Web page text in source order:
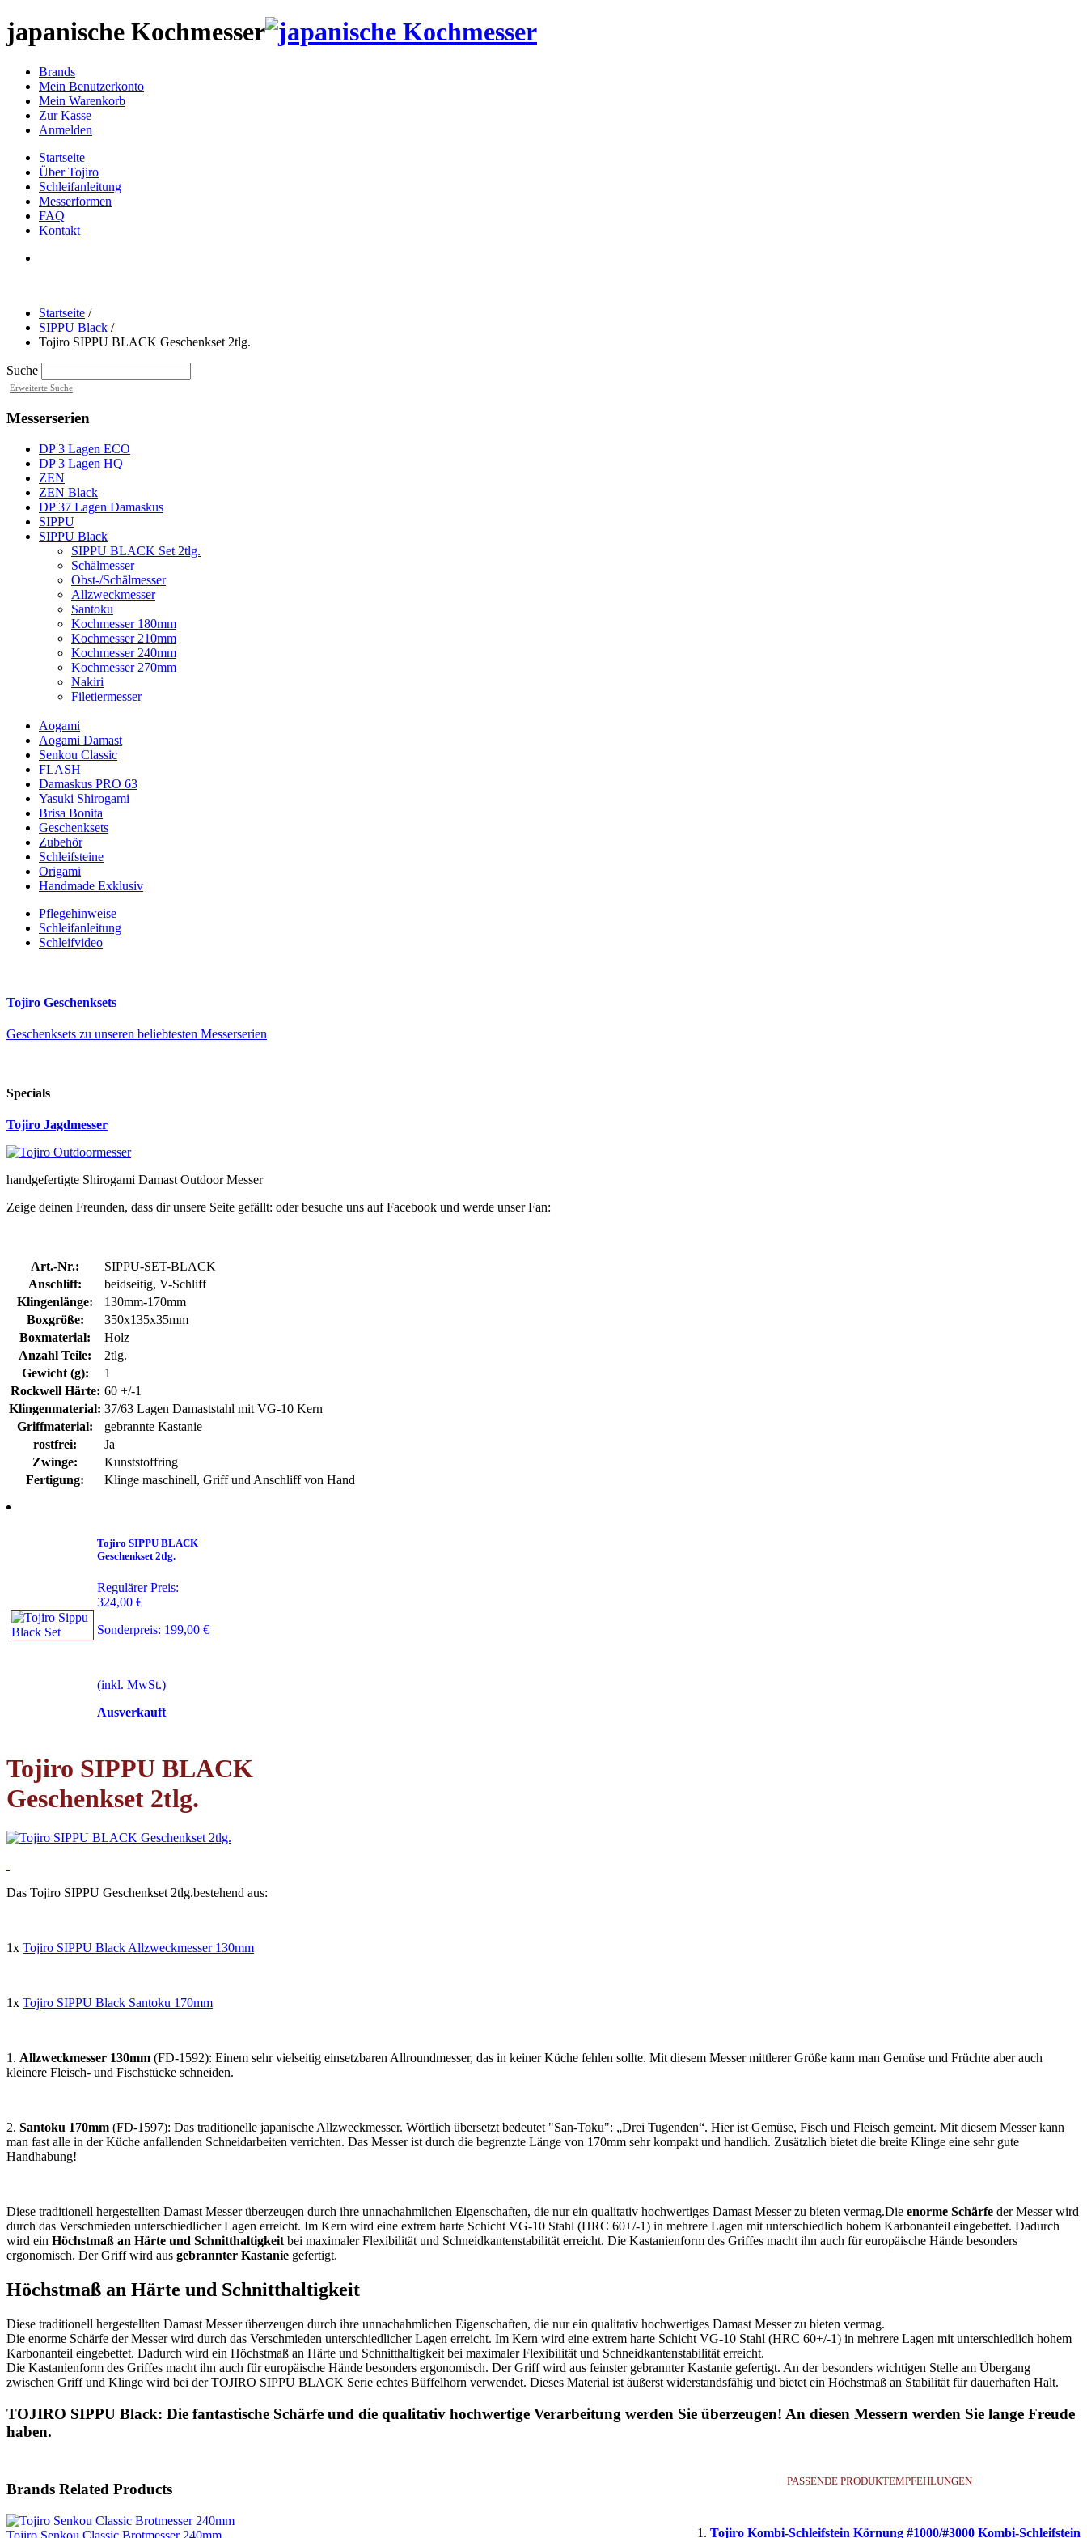
japanische Kochmesser
Brands
Mein Benutzerkonto
Mein Warenkorb
Zur Kasse
Anmelden
Startseite
Über Tojiro
Schleifanleitung
Messerformen
FAQ
Kontakt
Startseite /
SIPPU Black /
Tojiro SIPPU BLACK Geschenkset 2tlg.
Suche
Erweiterte Suche
Messerserien
DP 3 Lagen ECO
DP 3 Lagen HQ
ZEN
ZEN Black
DP 37 Lagen Damaskus
SIPPU
SIPPU Black
SIPPU BLACK Set 2tlg.
Schälmesser
Obst-/Schälmesser
Allzweckmesser
Santoku
Kochmesser 180mm
Kochmesser 210mm
Kochmesser 240mm
Kochmesser 270mm
Nakiri
Filetiermesser
Aogami
Aogami Damast
Senkou Classic
FLASH
Damaskus PRO 63
Yasuki Shirogami
Brisa Bonita
Geschenksets
Zubehör
Schleifsteine
Origami
Handmade Exklusiv
Pflegehinweise
Schleifanleitung
Schleifvideo
Tojiro Geschenksets
Geschenksets zu unseren beliebtesten Messerserien
Specials
Tojiro Jagdmesser
handgefertigte Shirogami Damast Outdoor Messer
Zeige deinen Freunden, dass dir unsere Seite gefällt: oder besuche uns auf Facebook und werde unser Fan:
Art.-Nr.:
SIPPU-SET-BLACK
Anschliff:
beidseitig, V-Schliff
Klingenlänge:
130mm-170mm
Boxgröße:
350x135x35mm
Boxmaterial:
Holz
Anzahl Teile:
2tlg.
Gewicht (g):
1
Rockwell Härte: 60 +/-1
Klingenmaterial: 37/63 Lagen Damaststahl mit VG-10 Kern
Griffmaterial:
gebrannte Kastanie
rostfrei:
Ja
Zwinge:
Kunststoffring
Fertigung:
Klinge maschinell, Griff und Anschliff von Hand
Tojiro SIPPU BLACK
Geschenkset 2tlg.
Regulärer Preis:
324,00 €
Sonderpreis: 199,00 €
(inkl. MwSt.)
Ausverkauft
Tojiro SIPPU BLACK
Geschenkset 2tlg.
Das Tojiro SIPPU Geschenkset 2tlg.bestehend aus:
1x Tojiro SIPPU Black Allzweckmesser 130mm
1x Tojiro SIPPU Black Santoku 170mm
1. Allzweckmesser 130mm (FD-1592): Einem sehr vielseitig einsetzbaren Allroundmesser, das in keiner Küche fehlen sollte. Mit diesem Messer mittlerer Größe kann man Gemüse und Früchte aber auch
kleinere Fleisch- und Fischstücke schneiden.
2. Santoku 170mm (FD-1597): Das traditionelle japanische Allzweckmesser. Wörtlich übersetzt bedeutet "San-Toku": „Drei Tugenden“. Hier ist Gemüse, Fisch und Fleisch gemeint. Mit diesem Messer kann
man fast alle in der Küche anfallenden Schneidarbeiten verrichten. Das Messer ist durch die begrenzte Länge von 170mm sehr kompakt und handlich. Zusätzlich bietet die breite Klinge eine sehr gute
Handhabung!
Diese traditionell hergestellten Damast Messer überzeugen durch ihre unnachahmlichen Eigenschaften, die nur ein qualitativ hochwertiges Damast Messer zu bieten vermag.Die enorme Schärfe der Messer wird
durch das Verschmieden unterschiedlicher Lagen erreicht. Im Kern wird eine extrem harte Schicht VG-10 Stahl (HRC 60+/-1) in mehrere Lagen mit unterschiedlich hohem Karbonanteil eingebettet. Dadurch
wird ein Höchstmaß an Härte und Schnitthaltigkeit bei maximaler Flexibilität und Schneidkantenstabilität erreicht. Die Kastanienform des Griffes macht ihn auch für europäische Hände besonders
ergonomisch. Der Griff wird aus gebrannter Kastanie gefertigt.
Höchstmaß an Härte und Schnitthaltigkeit
Diese traditionell hergestellten Damast Messer überzeugen durch ihre unnachahmlichen Eigenschaften, die nur ein qualitativ hochwertiges Damast Messer zu bieten vermag.
Die enorme Schärfe der Messer wird durch das Verschmieden unterschiedlicher Lagen erreicht. Im Kern wird eine extrem harte Schicht VG-10 Stahl (HRC 60+/-1) in mehrere Lagen mit unterschiedlich hohem
Karbonanteil eingebettet. Dadurch wird ein Höchstmaß an Härte und Schnitthaltigkeit bei maximaler Flexibilität und Schneidkantenstabilität erreicht.
Die Kastanienform des Griffes macht ihn auch für europäische Hände besonders ergonomisch. Der Griff wird aus feinster gebrannter Kastanie gefertigt. An der besonders wichtigen Stelle am Übergang
zwischen Griff und Klinge wird bei der TOJIRO SIPPU BLACK Serie echtes Büffelhorn verwendet. Dieses Material ist äußerst widerstandsfähig und bietet ein Höchstmaß an Stabilität für dauerhaften Halt.
TOJIRO SIPPU Black: Die fantastische Schärfe und die qualitativ hochwertige Verarbeitung werden Sie überzeugen! An diesen Messern werden Sie lange Freude
haben.
PASSENDE PRODUKTEMPFEHLUNGEN
Tojiro Kombi-Schleifstein Körnung #1000/#3000 Kombi-Schleifstein
Brands Related Products
Tojiro Senkou Classic Brotmesser 240mm